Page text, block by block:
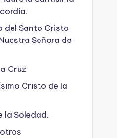
del Santo Cristo
Señora de
Cruz
Cristo de la
la Soledad.